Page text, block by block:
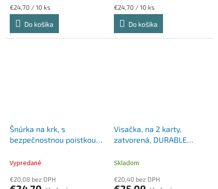
Jednotková
cena:
€24,70 / 10 ks
Do košíka
Jednotková
cena:
€24,70 / 10 ks
Do košíka
Šnúrka na krk, s
bezpečnostnou poistkou,
Vypredané
€20,08 bez DPH
Visačka, na 2 karty,
zatvorená, DURABLE
Skladom
€20,40 bez DPH